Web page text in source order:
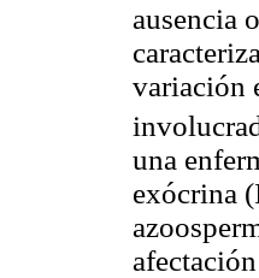
ausencia
variación
una
exócrina